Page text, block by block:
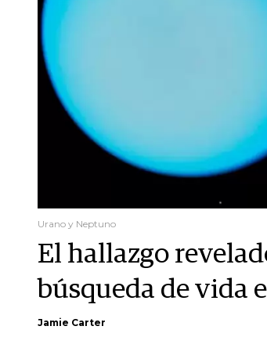
Urano y Neptuno
El hallazgo
búsqueda de vida
Jamie Carter